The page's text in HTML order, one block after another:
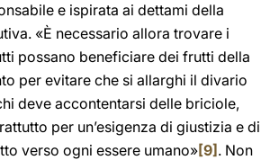
e ispirata ai dettami della
«È necessario allora trovare i
possano beneficiare dei frutti della
per evitare che si allarghi il divario
deve accontentarsi delle briciole,
per un’esigenza di giustizia e di
verso ogni essere umano»[9] . Non